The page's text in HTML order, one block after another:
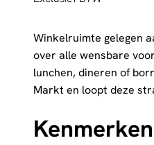
Winkelruimte gelegen
over alle wensbare
lunchen, dineren of
Markt en loopt deze
Kenmerken